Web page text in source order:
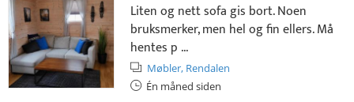
Liten og nett sofa gis bort. Noen
bruksmerker, men hel og fin ellers. Må
hentes p ...
Møbler, Rendalen
Én måned siden